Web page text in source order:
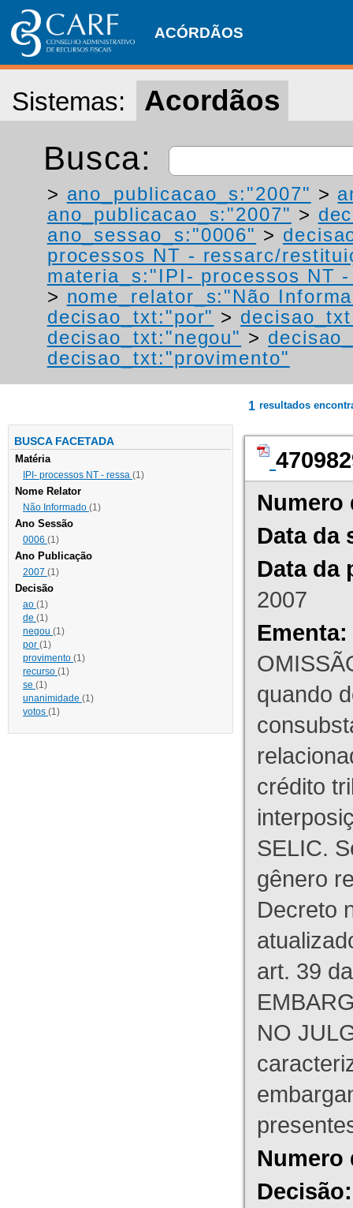
ACÓRDÃOS
Sistemas: Acordãos
Busca:
> ano_publicacao_s:"2007" >
ano_publicacao_s:"2007" >
ano_sessao_s:"0006" >
processos NT - ressarc/
materia_s:"IPI- processos NT
> nome_relator_s:"Não
decisao_txt:"por" >
decisao_txt:"negou" >
decisao_txt:"provimento"
BUSCA FACETADA
Matéria
IPI- processos NT - ressa (1)
Nome Relator
Não Informado (1)
Ano Sessão
0006 (1)
Ano Publicação
2007 (1)
Decisão
ao (1)
de (1)
negou (1)
por (1)
provimento (1)
recurso (1)
se (1)
unanimidade (1)
votos (1)
1 resultados
Numero
Data da
Data da
2007
Ementa:
quando
crédito
SELIC.
gênero
Decreto
art. 39
NO
Numero
Decisão: